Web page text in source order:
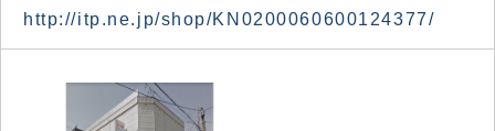
http://itp.ne.jp/shop/KN0200060600124377/